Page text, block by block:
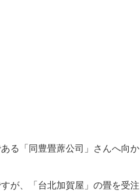
る「同豊畳蓆公司」さんへ向か
が、「台北加賀屋」の畳を受注